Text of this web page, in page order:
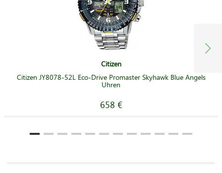
Citizen
Citizen JY8078-52L Eco-Drive Promaster Skyhawk Blue Angels
Uhren
658 €